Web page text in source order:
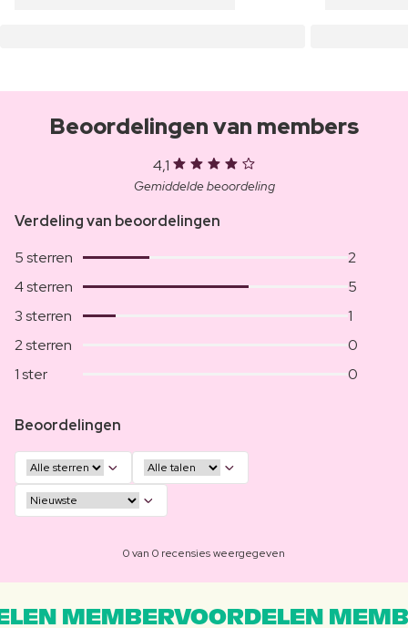
Beoordelingen van members
4,1
Gemiddelde beoordeling
Verdeling van beoordelingen
5 sterren
2
4 sterren
5
3 sterren
1
2 sterren
0
1 ster
0
Beoordelingen
0 van 0 recensies weergegeven
MEMBERVOORDELEN